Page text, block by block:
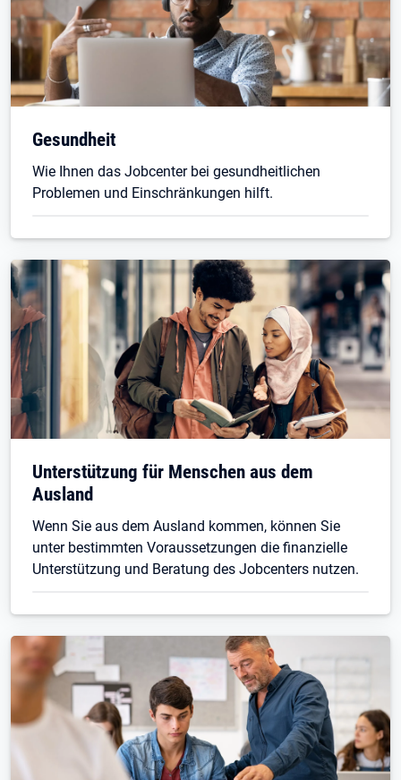
Gesundheit
Wie Ihnen das Jobcenter bei gesundheitlichen
Problemen und Einschränkungen hilft.
Unterstützung für Menschen aus dem
Ausland
Wenn Sie aus dem Ausland kommen, können Sie
unter bestimmten Voraussetzungen die finanzielle
Unterstützung und Beratung des Jobcenters nutzen.